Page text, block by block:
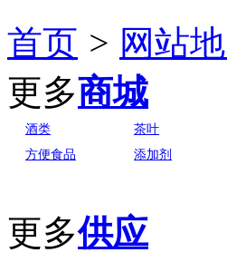
首页 > 网站
更多商城
酒类 茶叶
方便食品
添加剂
更多供应